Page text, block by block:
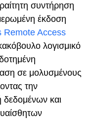
συντήρηση
έκδοση
Remote Access
λογισμικό
σε μολυσμένους
την
δεδομένων και